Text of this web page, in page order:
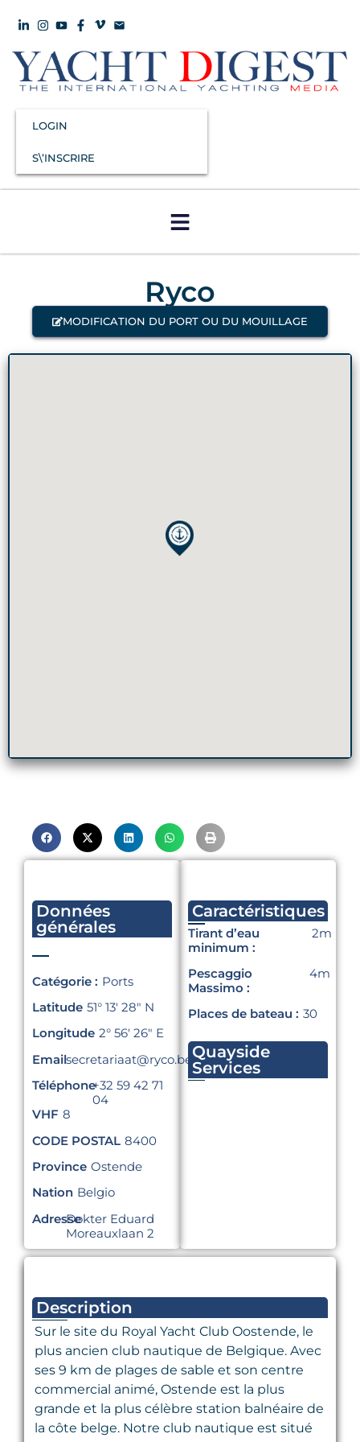
LOGIN
S\’INSCRIRE
Ryco
MODIFICATION DU PORT OU DU MOUILLAGE
Données
générales
Catégorie : Ports
Latitude 51° 13′ 28″ N
Longitude 2° 56′ 26″ E
Emailsecretariaat@ryco.be
Téléphone+32 59 42 71
04
VHF 8
CODE POSTAL 8400
Province Ostende
Nation Belgio
AdresseDokter Eduard
Moreauxlaan 2
Caractéristiques
Tirant d’eau
minimum :
2m
Pescaggio
Massimo :
4m
Places de bateau : 30
Quayside
Services
Description
Sur le site du Royal Yacht Club Oostende, le
plus ancien club nautique de Belgique. Avec
ses 9 km de plages de sable et son centre
commercial animé, Ostende est la plus
grande et la plus célèbre station balnéaire de
la côte belge. Notre club nautique est situé